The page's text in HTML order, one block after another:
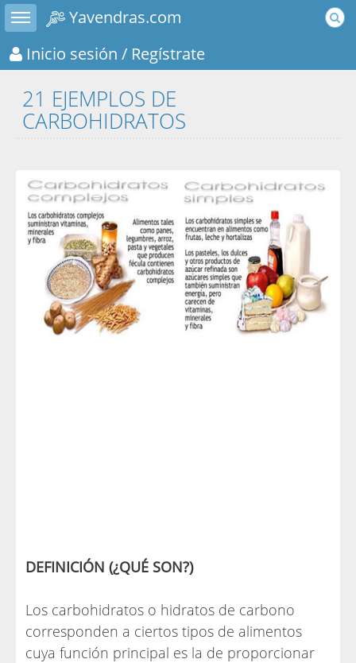
Toggle sidebar
Yavendras.com
Inicio sesión / Regístrate
21 EJEMPLOS DE
CARBOHIDRATOS
DEFINICIÓN (¿QUÉ SON?)
Los carbohidratos o hidratos de carbono
corresponden a ciertos tipos de alimentos
cuya función principal es la de proporcionar